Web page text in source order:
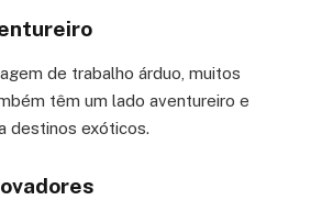
de trabalho árduo, muitos
têm um lado aventureiro e
destinos exóticos.